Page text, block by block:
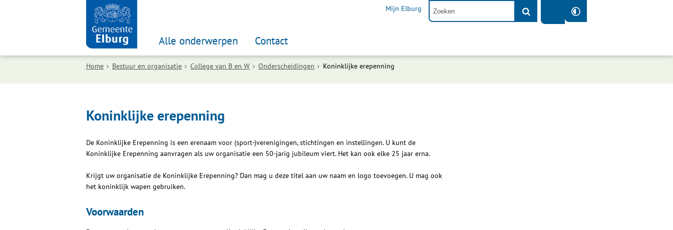
Mijn Elburg
Alle onderwerpen Contact
Home Bestuur en organisatie College van B en W Onderscheidingen Koninklijke erepenning
Koninklijke erepenning
De Koninklijke Erepenning is een erenaam voor (sport-)verenigingen, stichtingen en instellingen. U kunt de
Koninklijke Erepenning aanvragen als uw organisatie een 50-jarig jubileum viert. Het kan ook elke 25 jaar erna.
Krijgt uw organisatie de Koninklijke Erepenning? Dan mag u deze titel aan uw naam en logo toevoegen. U mag ook
het koninklijk wapen gebruiken.
Voorwaarden